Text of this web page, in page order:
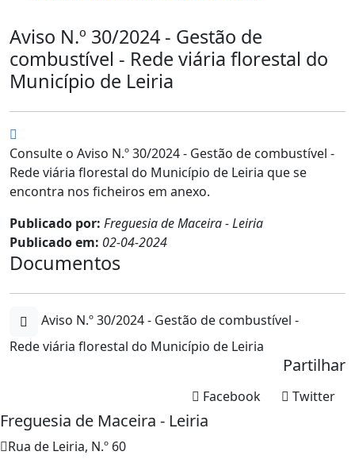
Aviso N.º 30/2024 - Gestão de
combustível - Rede viária florestal do
Município de Leiria
Consulte o Aviso N.º 30/2024 - Gestão de combustível -
Rede viária florestal do Município de Leiria que se
encontra nos ficheiros em anexo.
Publicado por: Freguesia de Maceira - Leiria
Publicado em: 02-04-2024
Documentos
Aviso N.º 30/2024 - Gestão de combustível -
Rede viária florestal do Município de Leiria
Partilhar
Twitter
Facebook
Freguesia de Maceira - Leiria
Rua de Leiria, N.º 60